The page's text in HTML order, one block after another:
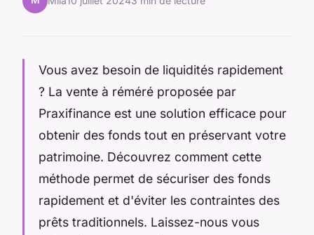
Vous avez besoin de liquidités rapidement
? La vente à réméré proposée par
Praxifinance est une solution efficace pour
obtenir des fonds tout en préservant votre
patrimoine. Découvrez comment cette
méthode permet de sécuriser des fonds
rapidement et d'éviter les contraintes des
prêts traditionnels. Laissez-nous vous